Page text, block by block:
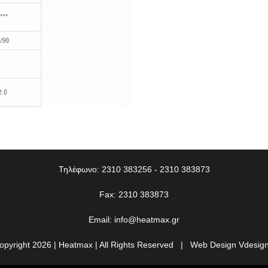
Τηλέφωνο: 2310 383256 - 2310 383873
Fax: 2310 383873
Email: info@heatmax.gr
2026 | Heatmax | All Rights Reserved | Web Design